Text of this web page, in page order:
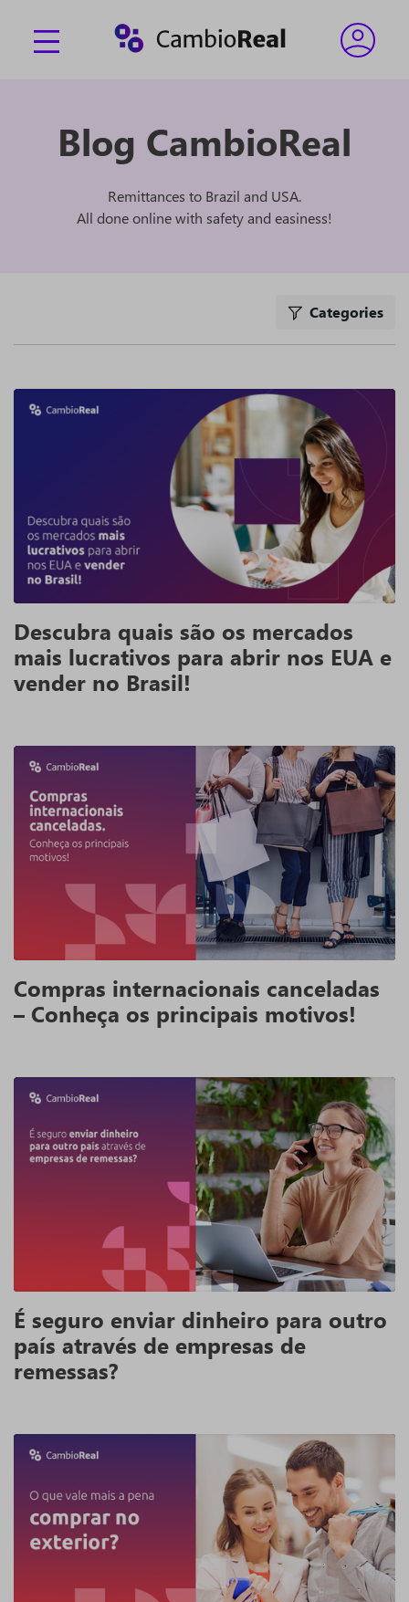
Blog CambioReal
Remittances to Brazil and USA.
All done online with safety and easiness!
Categories
Descubra quais são os mercados
mais lucrativos para abrir nos EUA e
vender no Brasil!
Compras internacionais canceladas
– Conheça os principais motivos!
É seguro enviar dinheiro para outro
país através de empresas de
remessas?